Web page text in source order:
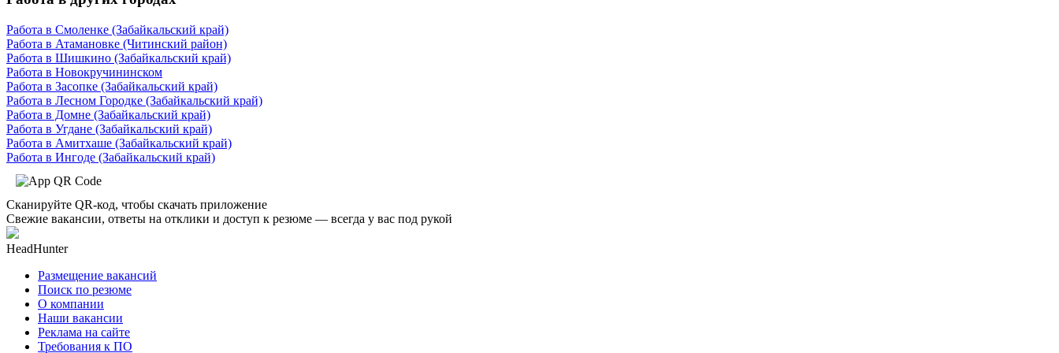
Работа в Смоленке (Забайкальский край)
Работа в Атамановке (Читинский район)
Работа в Шишкино (Забайкальский край)
Работа в Новокручининском
Работа в Засопке (Забайкальский край)
Работа в Лесном Городке (Забайкальский край)
Работа в Домне (Забайкальский край)
Работа в Угдане (Забайкальский край)
Работа в Амитхаше (Забайкальский край)
Работа в Ингоде (Забайкальский край)
Сканируйте QR-код, чтобы скачать приложение
Свежие вакансии, ответы на отклики и доступ к резюме — всегда у вас под рукой
HeadHunter
Размещение вакансий
Поиск по резюме
О компании
Наши вакансии
Реклама на сайте
Требования к ПО